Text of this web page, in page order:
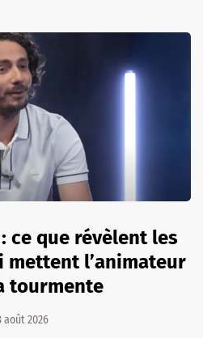
ce que révèlent les
mettent l’animateur
tourmente
août 2026